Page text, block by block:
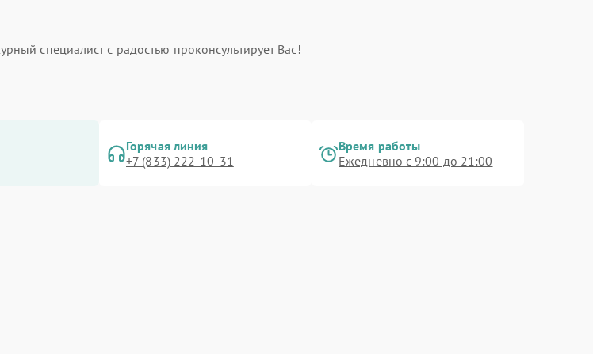
специалист с радостью проконсультирует Вас!
Горячая линия
+7 (833) 222-10-31
Время работы
Ежедневно с 9:00 до 21:00